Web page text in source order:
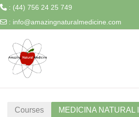
: (44) 756 24 25 749
: info@amazingnaturalmedicine.com
Courses MEDICINA NATURAL